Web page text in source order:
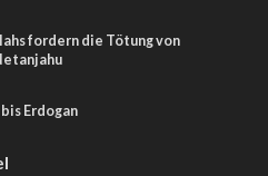
fordern die Tötung von
Erdogan